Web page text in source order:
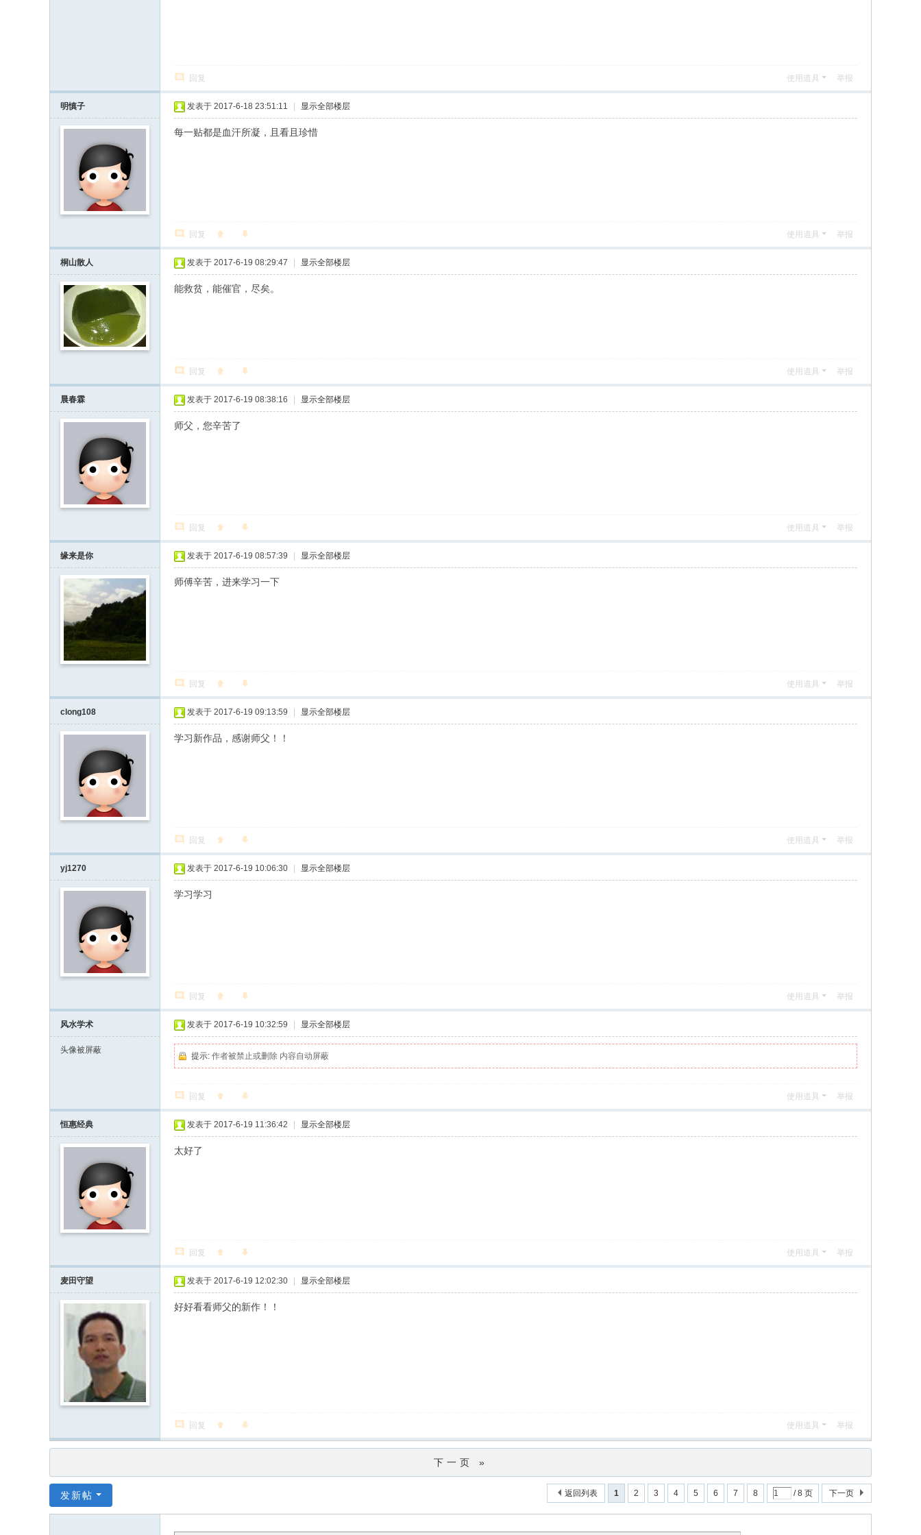
回复 使用道具 举报
明慎子 发表于 2017-6-18 23:51:11 显示全部楼层
每一贴都是血汗所凝，且看且珍惜
回复 使用道具 举报
桐山散人 发表于 2017-6-19 08:29:47 显示全部楼层
能救贫，能催官，尽矣。
回复 使用道具 举报
晨春霖 发表于 2017-6-19 08:38:16 显示全部楼层
师父，您辛苦了
回复 使用道具 举报
缘来是你 发表于 2017-6-19 08:57:39 显示全部楼层
师傅辛苦，进来学习一下
回复 使用道具 举报
clong108 发表于 2017-6-19 09:13:59 显示全部楼层
学习新作品，感谢师父！！
回复 使用道具 举报
yj1270 发表于 2017-6-19 10:06:30 显示全部楼层
学习学习
回复 使用道具 举报
风水学术
头像被屏蔽
发表于 2017-6-19 10:32:59 显示全部楼层
提示: 作者被禁止或删除 内容自动屏蔽
回复 使用道具 举报
恒惠经典 发表于 2017-6-19 11:36:42 显示全部楼层
太好了
回复 使用道具 举报
麦田守望 发表于 2017-6-19 12:02:30 显示全部楼层
好好看看师父的新作！！
回复 使用道具 举报
下一页 »
1 2 3 4 5 6 7 8 / 8 页 下一页
返回列表
发新帖